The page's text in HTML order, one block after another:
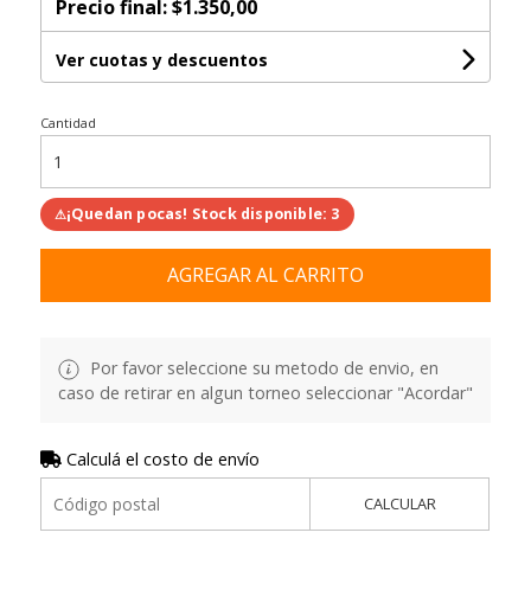
Precio final:$1.350,00
Ver cuotas y descuentos
Cantidad
⚠¡Quedan pocas! Stock disponible: 3
AGREGAR AL CARRITO
Por favor seleccione su metodo de envio, en
caso de retirar en algun torneo seleccionar "Acordar"
Calculá el costo de envío
CALCULAR